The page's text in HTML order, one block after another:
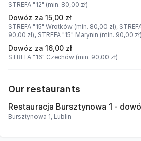
STREFA "12" (min. 80,00 zł)
Dowóz za 15,00 zł
STREFA "15" Wrotków (min. 80,00 zł),
90,00 zł), STREFA "15" Marynin (min. 90,00 zł)
Dowóz za 16,00 zł
STREFA "16" Czechów (min. 90,00 zł)
Our restaurants
Restauracja Bursztynowa 1 -
Bursztynowa 1, Lublin